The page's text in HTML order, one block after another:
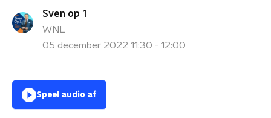
Sven op 1
WNL
05 december 2022 11:30 - 12:00
Speel audio af